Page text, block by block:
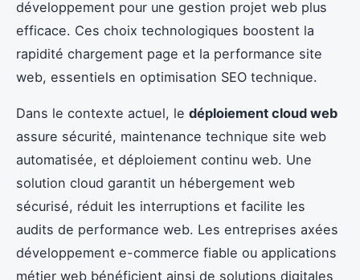
développement pour une gestion projet web plus
efficace. Ces choix technologiques boostent la
rapidité chargement page et la performance site
web, essentiels en optimisation SEO technique.
Dans le contexte actuel, le déploiement cloud web
assure sécurité, maintenance technique site web
automatisée, et déploiement continu web. Une
solution cloud garantit un hébergement web
sécurisé, réduit les interruptions et facilite les
audits de performance web. Les entreprises axées
développement e-commerce fiable ou applications
métier web bénéficient ainsi de solutions digitales